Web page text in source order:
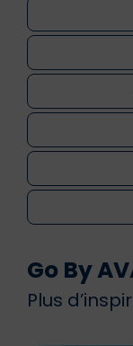
Go By
Plus